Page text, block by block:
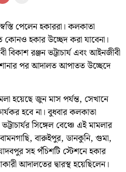
পেলেন হকাররা। কলকাতা
কোনও হকার উচ্ছেদ করা যাবেনা।
রঞ্জন ভট্টাচার্য এবং আইনজীবী
পর আদালত আপাতত উচ্ছেদে
হয়েছে জুন মাস পর্যন্ত, সেখানে
হবে না। বুধবার কলকাতা
সিঙ্গেল বেঞ্চে এই মামলার
বারুইপুর, ডানকুনি, গুমা,
সহ পঁচিশটি স্টেশনে হকার
আদালতের দ্বারস্থ হয়েছিলেন।